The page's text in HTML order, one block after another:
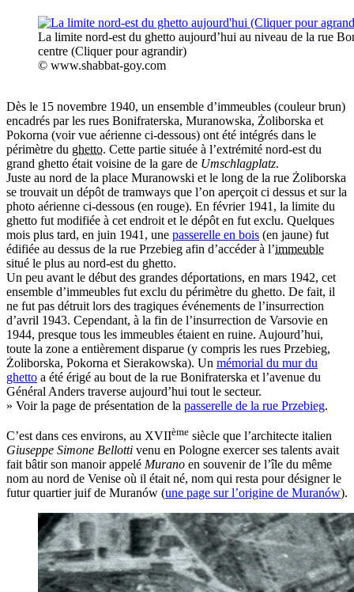
La limite nord-est du ghetto aujourd’hui au niveau de la rue
centre (Cliquer pour agrandir)
© www.shabbat-goy.com
Dès le 15 novembre 1940, un ensemble d’immeubles (couleur brun)
encadrés par les rues Bonifraterska, Muranowska, Żoliborska et
Pokorna (voir vue aérienne ci-dessous) ont été intégrés dans le
périmètre du ghetto. Cette partie située à l’extrémité nord-est du
grand ghetto était voisine de la gare de Umschlagplatz.
Juste au nord de la place Muranowski et le long de la rue Żoliborska
se trouvait un dépôt de tramways que l’on aperçoit ci dessus et sur la
photo aérienne ci-dessous (en rouge). En février 1941, la limite du
ghetto fut modifiée à cet endroit et le dépôt en fut exclu. Quelques
mois plus tard, en juin 1941, une passerelle en bois (en jaune) fut
édifiée au dessus de la rue Przebieg afin d’accéder à l’immeuble
situé le plus au nord-est du ghetto.
Un peu avant le début des grandes déportations, en mars 1942, cet
ensemble d’immeubles fut exclu du périmètre du ghetto. De fait, il
ne fut pas détruit lors des tragiques événements de l’insurrection
d’avril 1943. Cependant, à la fin de l’insurrection de Varsovie en
1944, presque tous les immeubles étaient en ruine. Aujourd’hui,
toute la zone a entièrement disparue (y compris les rues Przebieg,
Żoliborska, Pokorna et Sierakowska). Un mémorial du mur du
ghetto a été érigé au bout de la rue Bonifraterska et l’avenue du
Général Anders traverse aujourd’hui tout le secteur.
» Voir la page de présentation de la passerelle de la rue Przebieg.
C’est dans ces environs, au XVIIème siècle que l’architecte italien
Giuseppe Simone Bellotti venu en Pologne exercer ses talents avait
fait bâtir son manoir appelé Murano en souvenir de l’île du même
nom au nord de Venise où il était né, nom qui resta pour désigner le
futur quartier juif de Muranów (une page sur l’origine de Muranów).